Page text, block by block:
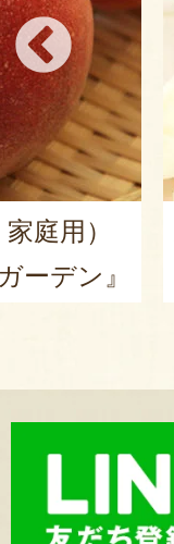
庭用）
ーデン』